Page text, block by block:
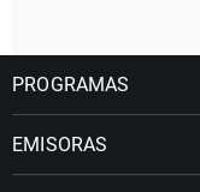
PROGRAMAS
EMISORAS